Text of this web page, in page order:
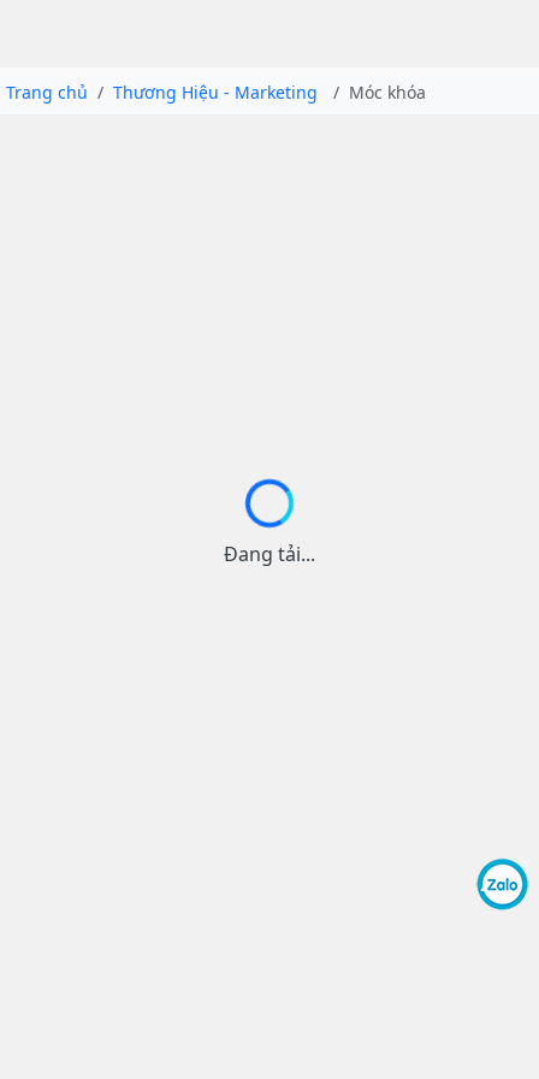
Trang chủ Thương Hiệu - Marketing Móc khóa
Đang tải...